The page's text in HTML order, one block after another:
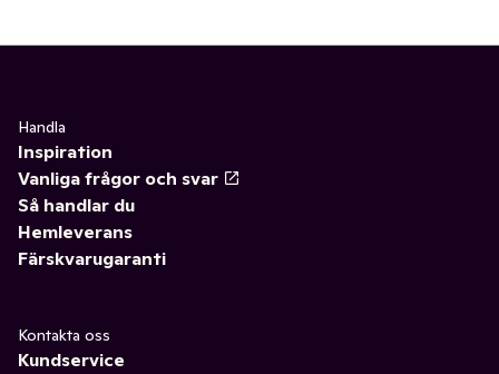
Handla
Inspiration
Vanliga frågor och svar
Så handlar du
Hemleverans
Färskvarugaranti
Kontakta oss
Kundservice